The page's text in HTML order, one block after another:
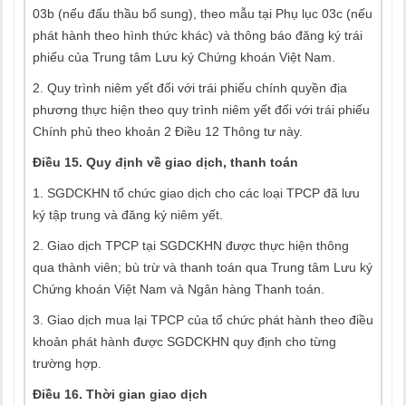
03b (nếu đấu thầu bổ sung), theo mẫu tại Phụ lục 03c (nếu
phát hành theo hình thức khác) và thông báo đăng ký trái
phiếu của Trung tâm Lưu ký Chứng khoán Việt Nam.
2. Quy trình niêm yết đối với trái phiếu chính quyền địa
phương thực hiện theo quy trình niêm yết đối với trái phiếu
Chính phủ theo khoản 2 Điều 12 Thông tư này.
Điều 15. Quy định về giao dịch, thanh toán
1. SGDCKHN tổ chức giao dịch cho các loại TPCP đã lưu
ký tập trung và đăng ký niêm yết.
2. Giao dịch TPCP tại SGDCKHN được thực hiện thông
qua thành viên; bù trừ và thanh toán qua Trung tâm Lưu ký
Chứng khoán Việt Nam và Ngân hàng Thanh toán.
3. Giao dịch mua lại TPCP của tổ chức phát hành theo điều
khoản phát hành được SGDCKHN quy định cho từng
trường hợp.
Điều 16. Thời gian giao dịch